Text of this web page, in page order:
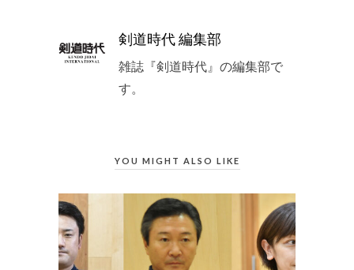
剣道時代 編集部
雑誌『剣道時代』の編集部で
す。
YOU MIGHT ALSO LIKE